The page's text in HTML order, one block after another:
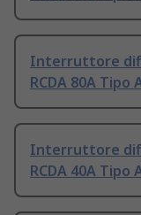
Interruttore
RCDA 80A Tipo
Interruttore
RCDA 40A Tipo